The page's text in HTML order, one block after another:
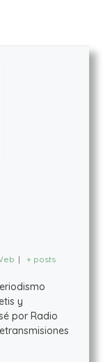
| + posts
y
por Radio